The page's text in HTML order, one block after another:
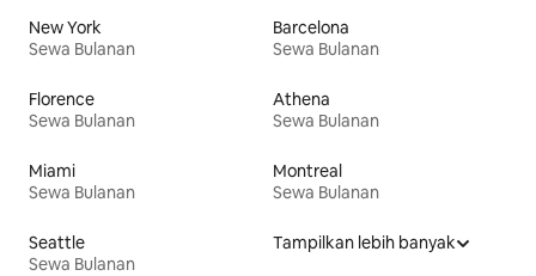
New York
Sewa Bulanan
Barcelona
Sewa Bulanan
Florence
Sewa Bulanan
Athena
Sewa Bulanan
Miami
Sewa Bulanan
Montreal
Sewa Bulanan
Seattle
Sewa Bulanan
Tampilkan lebih banyak